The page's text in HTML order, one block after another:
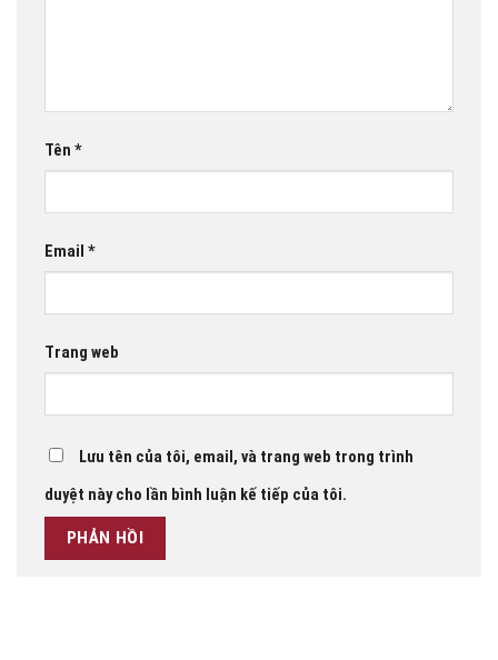
Tên *
Email *
Trang web
Lưu tên của tôi, email, và trang web trong trình
duyệt này cho lần bình luận kế tiếp của tôi.